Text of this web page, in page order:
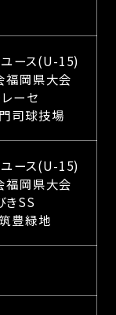
ース(U-15)
福岡県大会
ーセ
司球技場
ース(U-15)
福岡県大会
きSS
豊緑地